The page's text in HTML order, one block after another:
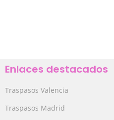
Enlaces destacados
Traspasos Valencia
Traspasos Madrid